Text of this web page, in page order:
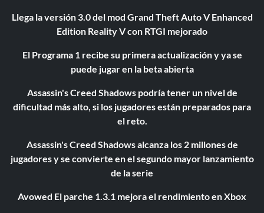
Llega la versión 3.0 del mod Grand Theft Auto V Enhanced
Edition Reality V con RTGI mejorado
El Programa 1 recibe su primera actualización y ya se
puede jugar en la beta abierta
Assassin's Creed Shadows podría tener un nivel de
dificultad más alto, si los jugadores están preparados para
el reto.
Assassin's Creed Shadows alcanza los 2 millones de
jugadores y se convierte en el segundo mayor lanzamiento
de la serie
Avowed El parche 1.3.1 mejora el rendimiento en Xbox